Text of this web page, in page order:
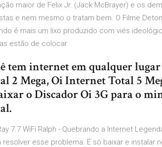
maior de Felix Jr. (Jack McBrayer) e os
e nem mesmo o tratam bem. O Filme
é mais um lixo produzido com viés
estão de colocar
tem internet em qualquer
2 Mega, Oi Internet Total 5
o Discador Oi 3G para o
7.7 WiFi Ralph - Quebrando a Internet
resolver esse problema. É só baixar e instalar